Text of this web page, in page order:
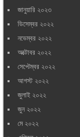
জানুয়ারি ২০২৩
ডিসেম্বর ২০২২
নভেম্বর ২০২২
অক্টোবর ২০২২
সেপ্টেম্বর ২০২২
আগস্ট ২০২২
জুলাই ২০২২
জুন ২০২২
মে ২০২২